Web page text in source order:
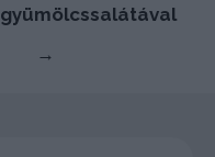
gyümölcssalátával
→